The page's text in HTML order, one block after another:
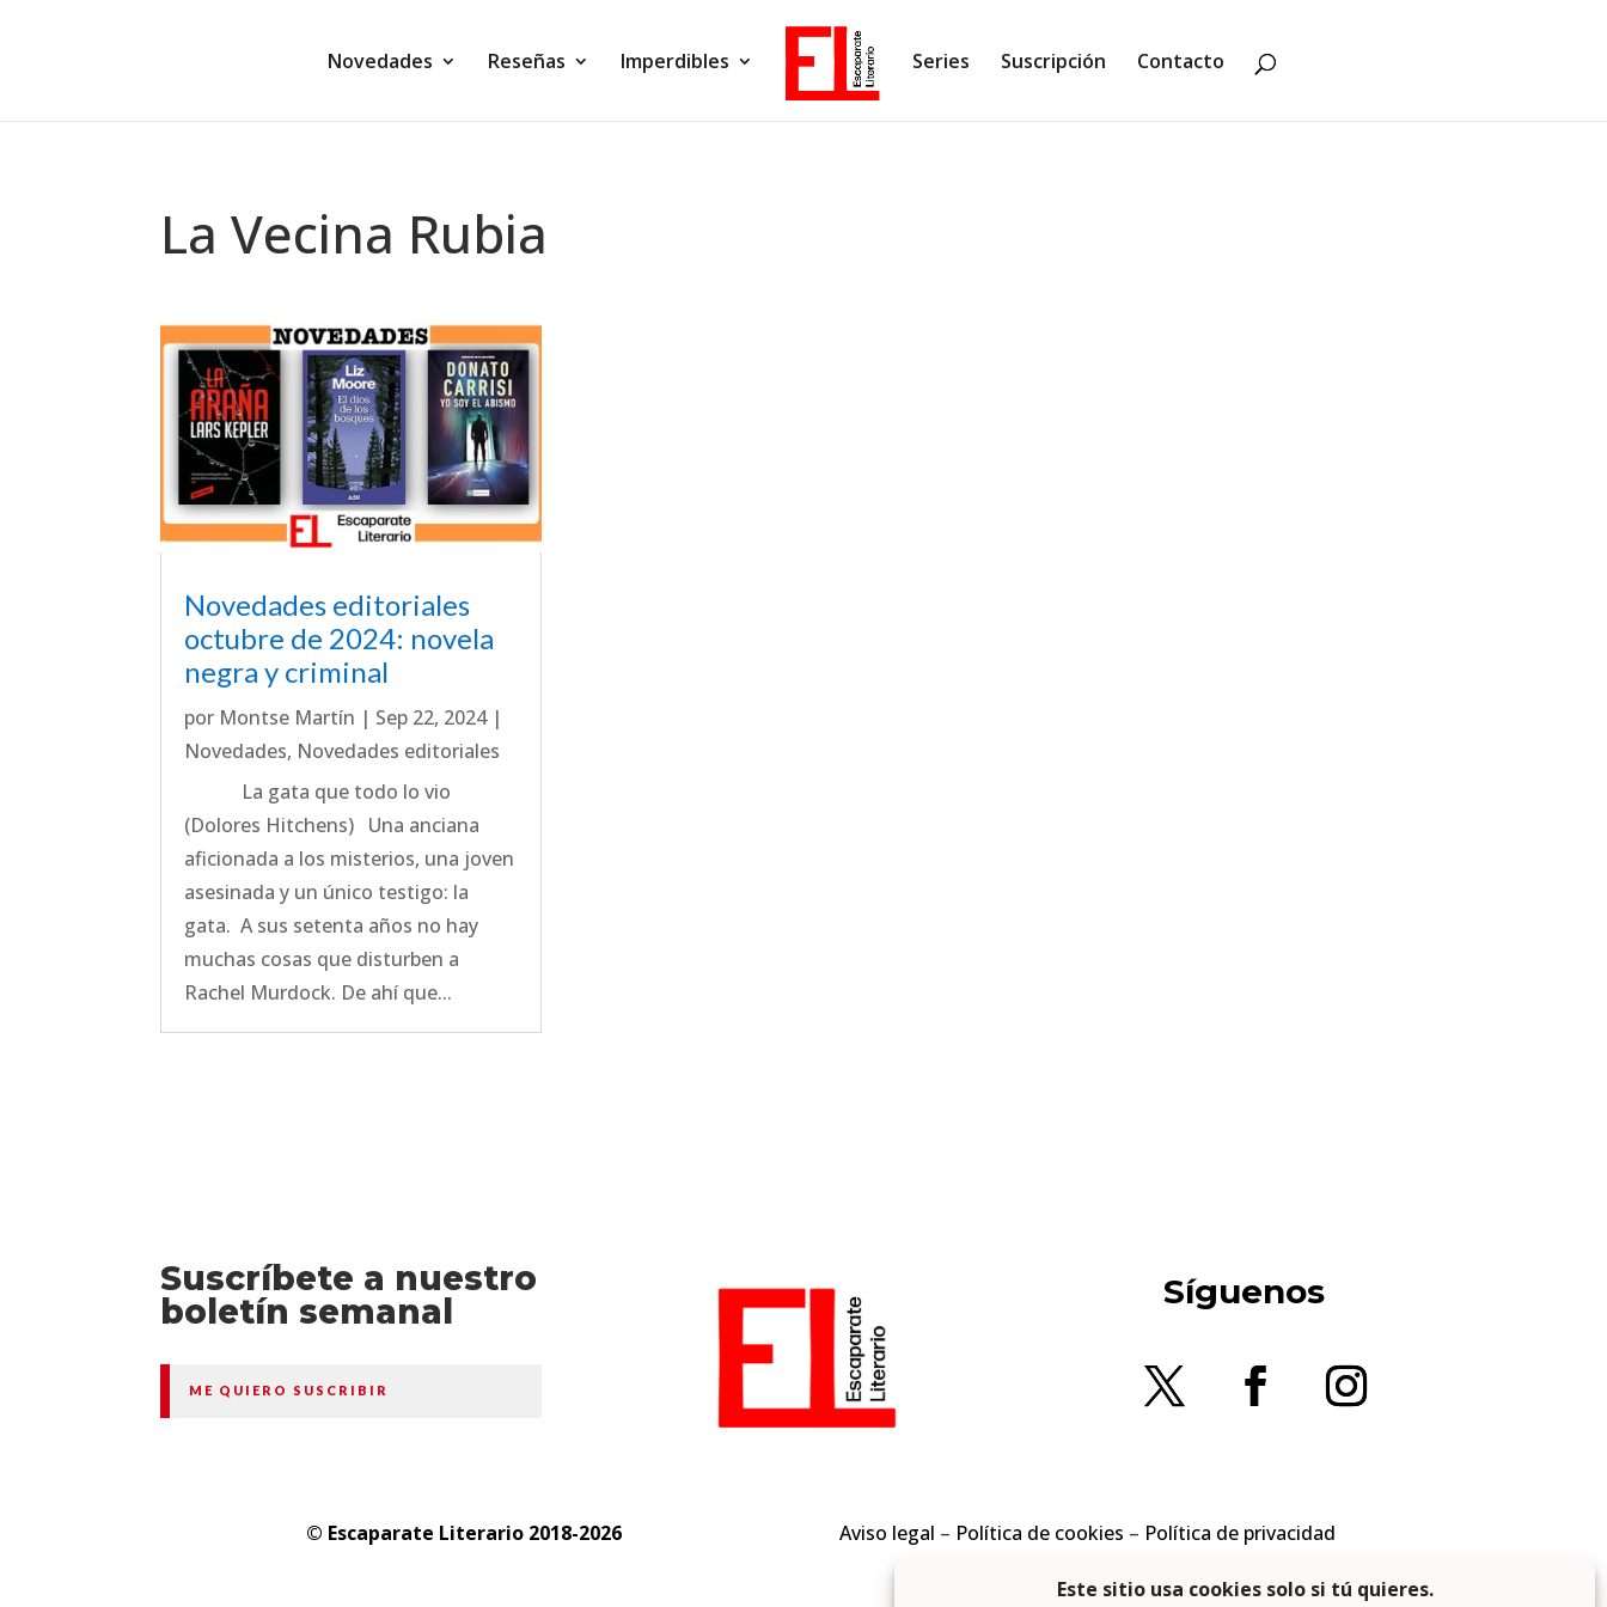
Novedades Reseñas Imperdibles Series Suscripción Contacto
La Vecina Rubia
Novedades editoriales
octubre de 2024: novela
negra y criminal
por Montse Martín | Sep 22, 2024|
Novedades, Novedades editoriales
La gata que todo lo vio
(Dolores Hitchens) Una anciana
aficionada a los misterios, una joven
asesinada y un único testigo: la
gata. A sus setenta años no hay
muchas cosas que disturben a
Rachel Murdock. De ahí que...
Suscríbete a nuestro
boletín semanal
ME QUIERO SUSCRIBIR
Síguenos
© Escaparate Literario 2018-2026 Aviso legal – Política de cookies – Política de privacidad